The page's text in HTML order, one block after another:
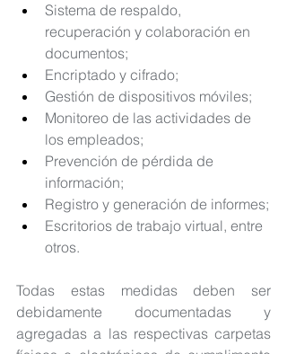
Sistema de respaldo,
recuperación y colaboración en
documentos;
Encriptado y cifrado;
Gestión de dispositivos móviles;
Monitoreo de las actividades de
los empleados;
Prevención de pérdida de
información;
Registro y generación de informes;
Escritorios de trabajo virtual, entre
otros.
Todas estas medidas deben ser
debidamente documentadas y
agregadas a las respectivas carpetas